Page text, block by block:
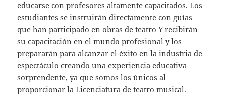
educarse con profesores altamente capacitados. Los
estudiantes se instruirán directamente con guías
que han participado en obras de teatro Y recibirán
su capacitación en el mundo profesional y los
prepararán para alcanzar el éxito en la industria de
espectáculo creando una experiencia educativa
sorprendente, ya que somos los únicos al
proporcionar la Licenciatura de teatro musical.